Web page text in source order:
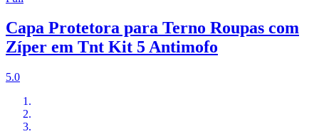
Capa Protetora para Terno Roupas com
Zíper em Tnt Kit 5 Antimofo
5.0